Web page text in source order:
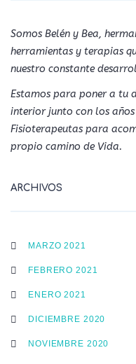
Somos Belén y Bea,
herramientas y terapias
nuestro constante
Estamos para poner a tu
interior junto con los años
Fisioterapeutas para
propio camino de Vida.
ARCHIVOS
MARZO 2021
FEBRERO 2021
ENERO 2021
DICIEMBRE 2020
NOVIEMBRE 2020